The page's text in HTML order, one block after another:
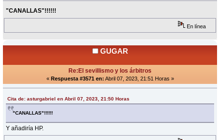
"CANALLAS"!!!!!!
En línea
GUGAR
Re:El sevillismo y los árbitros
« Respuesta #3571 en: Abril 07, 2023, 21:51 Horas »
Cita de: asturgabriel en Abril 07, 2023, 21:50 Horas
"CANALLAS"!!!!!!
Y añadiría HP.